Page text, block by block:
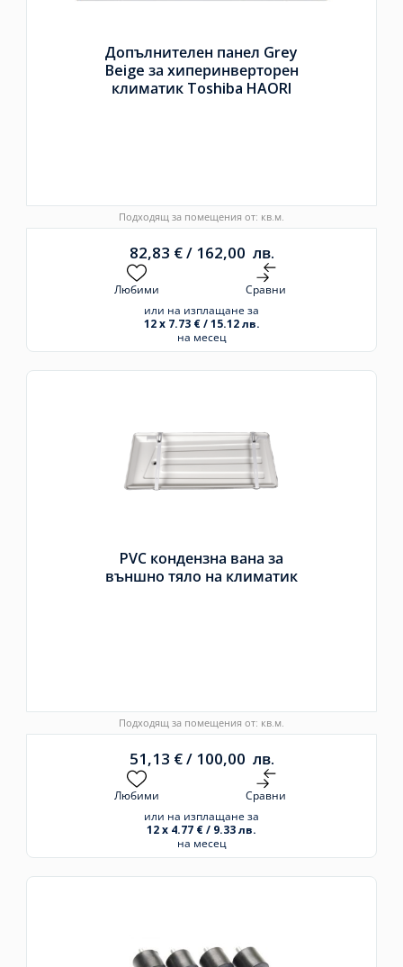
Допълнителен панел Grey
Beige за хиперинверторен
климатик Toshiba HAORI
Подходящ за помещения от: кв.м.
82,83 €/ 162,00 лв.
Любими
Сравни
или на изплащане за
12 x 7.73 € / 15.12 лв.
на месец
PVC кондензна вана за
външно тяло на климатик
Подходящ за помещения от: кв.м.
51,13 €/ 100,00 лв.
Любими
Сравни
или на изплащане за
12 x 4.77 € / 9.33 лв.
на месец